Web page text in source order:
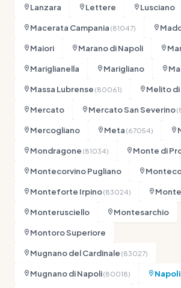
Lanzara
Lettere
Lusciano
Macerata Campania (81047)
Maiori Marano di Napoli
Mariglianella
Marigliano
Massa Lubrense (80061) Melito
Mercato Mercato San Severino
Mercogliano Meta (67054)
Mondragone (81034)
Monte di
Montecorvino Pugliano
Monteforte Irpino(83024)
Monterusciello
Montesarchio
Montoro Superiore
Mugnano del Cardinale (83027)
Mugnano di Napoli(80018) Napoli